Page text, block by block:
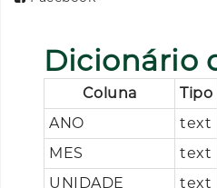
Dicionário
Coluna Tipo
ANO
text
MES
text
UNIDADE
text